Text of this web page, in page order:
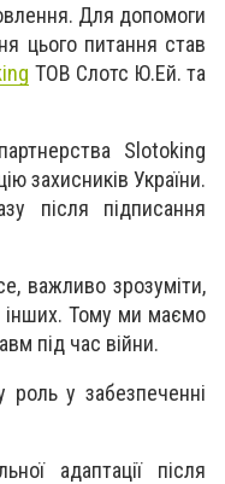
Для допомоги
цього питання став
ТОВ Слотс Ю.Ей. та
Slotoking
захисників України.
після підписання
важливо зрозуміти,
інших. Тому ми маємо
під час війни.
роль у забезпеченні
адаптації після